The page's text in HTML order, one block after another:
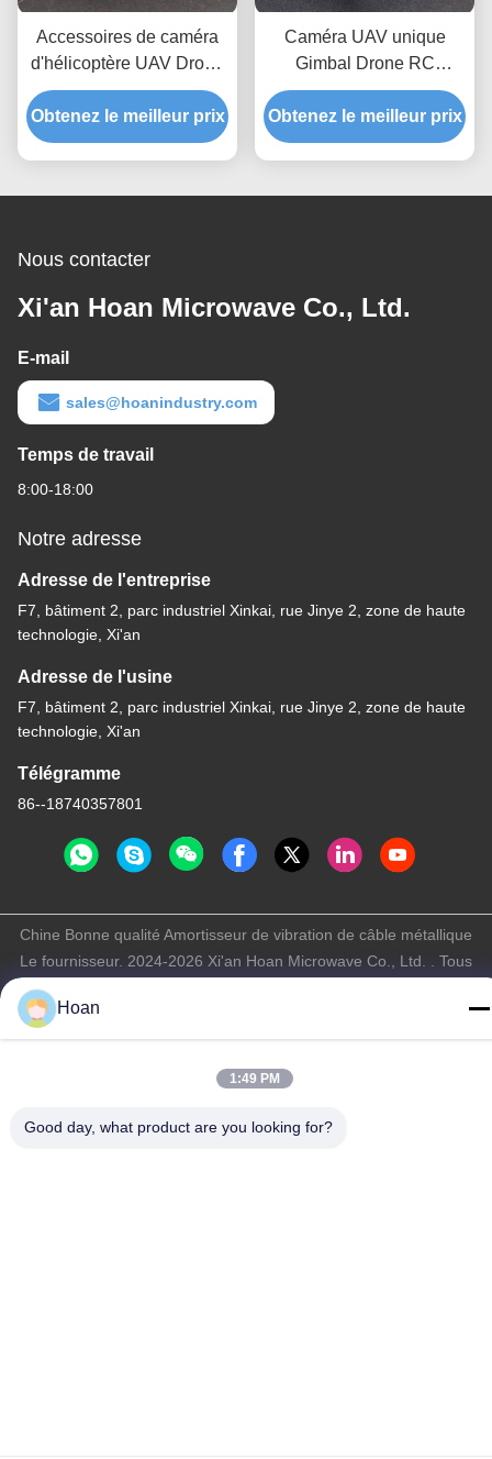
Accessoires de caméra
d'hélicoptère UAV Drone
stabilisateur de choc
isolation contre les
vibrations GR4-13D-A
Obtenez le meilleur prix
Caméra UAV unique
Gimbal Drone RC
Stabilisateur de voiture
Isolation contre les chocs
vibratoires GR4 Isolateur
Obtenez le meilleur prix
Nous contacter
Xi'an Hoan Microwave Co., Ltd.
E-mail
sales@hoanindustry.com
Temps de travail
8:00-18:00
Notre adresse
Adresse de l'entreprise
F7, bâtiment 2, parc industriel Xinkai, rue Jinye 2, zone de haute
technologie, Xi'an
Adresse de l'usine
F7, bâtiment 2, parc industriel Xinkai, rue Jinye 2, zone de haute
technologie, Xi'an
Télégramme
86--18740357801
Chine Bonne qualité Amortisseur de vibration de câble métallique
Le fournisseur. 2024-2026 Xi'an Hoan Microwave Co., Ltd. . Tous
Hoan
1:49 PM
Good day, what product are you looking for?